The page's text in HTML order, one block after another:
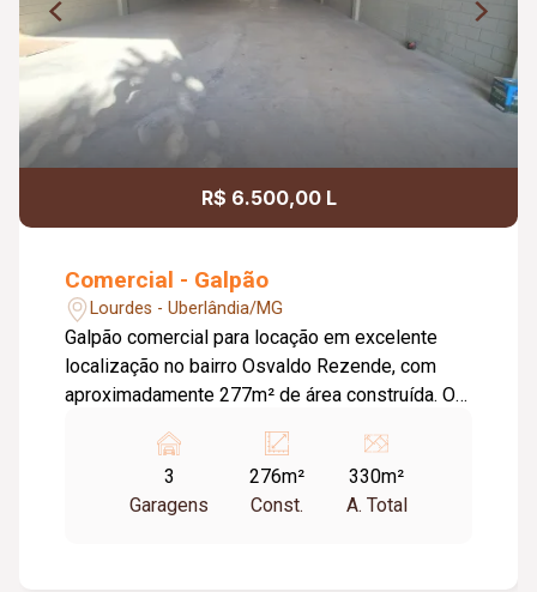
R$ 6.500,00 L
Comercial - Galpão
Lourdes - Uberlândia/MG
Galpão comercial para locação em excelente
localização no bairro Osvaldo Rezende, com
aproximadamente 277m² de área construída. O
banheiros com acessibilidade, pia para copa,
área externa funcional, além de 02 vagas de
estacionamento frontal. Possui porta
3
Garagens
276m²
Const.
330m²
A. Total